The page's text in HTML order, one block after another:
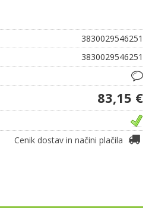
3830029546251
3830029546251
83,15 €
Cenik dostav in načini plačila